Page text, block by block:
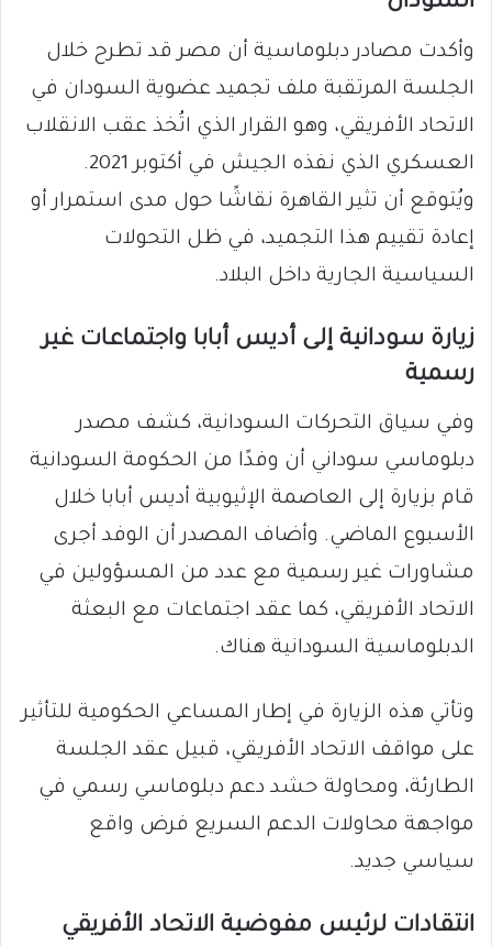
وأكدت مصادر دبلوماسية أن مصر قد تطرح خلال
الجلسة المرتقبة ملف تجميد عضوية السودان في
الاتحاد الأفريقي، وهو القرار الذي اتُخذ عقب الانقلاب
العسكري الذي نفذه الجيش في أكتوبر 2021.
ويُتوقع أن تثير القاهرة نقاشًا حول مدى استمرار أو
إعادة تقييم هذا التجميد، في ظل التحولات
السياسية الجارية داخل البلاد.
زيارة سودانية إلى أديس أبابا واجتماعات غير
رسمية
وفي سياق التحركات السودانية، كشف مصدر
دبلوماسي سوداني أن وفدًا من الحكومة السودانية
قام بزيارة إلى العاصمة الإثيوبية أديس أبابا خلال
الأسبوع الماضي. وأضاف المصدر أن الوفد أجرى
مشاورات غير رسمية مع عدد من المسؤولين في
الاتحاد الأفريقي، كما عقد اجتماعات مع البعثة
الدبلوماسية السودانية هناك.
وتأتي هذه الزيارة في إطار المساعي الحكومية للتأثير
على مواقف الاتحاد الأفريقي، قبيل عقد الجلسة
الطارئة، ومحاولة حشد دعم دبلوماسي رسمي في
مواجهة محاولات الدعم السريع فرض واقع
سياسي جديد.
انتقادات لرئيس مفوضية الاتحاد الأفريقي